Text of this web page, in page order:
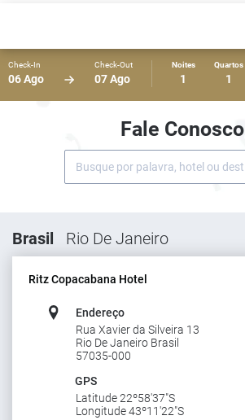
Check-In
06 Ago
Check-Out
07 Ago
Noites
1
Quartos
1
Fale Conosco
Brasil Rio De Janeiro
Ritz Copacabana Hotel
Endereço
Rua Xavier da Silveira 13
Rio De Janeiro Brasil
57035-000
GPS
Latitude 22º58'37"S
Longitude 43º11'22"S